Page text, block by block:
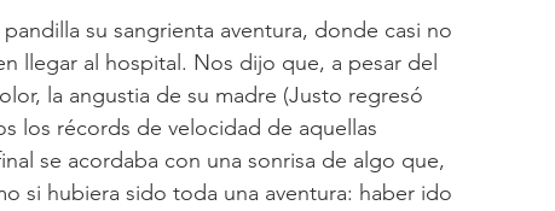
su sangrienta aventura, donde casi no
llegar al hospital. Nos dijo que, a pesar del
la angustia de su madre (Justo regresó
los récords de velocidad de aquellas
se acordaba con una sonrisa de algo que,
si hubiera sido toda una aventura: haber ido